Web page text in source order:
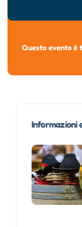
Questo evento è
Informazioni